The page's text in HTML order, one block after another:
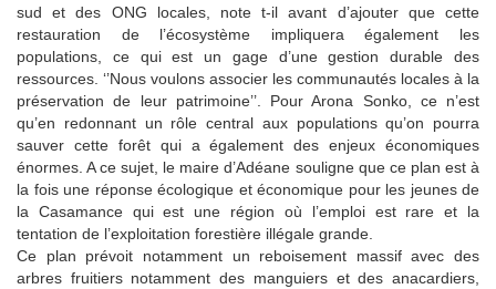
sud et des ONG locales, note t-il avant d’ajouter que cette
restauration de l’écosystème impliquera également les
populations, ce qui est un gage d’une gestion durable des
ressources. ‘’Nous voulons associer les communautés locales à la
préservation de leur patrimoine’’. Pour Arona Sonko, ce n’est
qu’en redonnant un rôle central aux populations qu’on pourra
sauver cette forêt qui a également des enjeux économiques
énormes. A ce sujet, le maire d’Adéane souligne que ce plan est à
la fois une réponse écologique et économique pour les jeunes de
la Casamance qui est une région où l’emploi est rare et la
tentation de l’exploitation forestière illégale grande.
Ce plan prévoit notamment un reboisement massif avec des
arbres fruitiers notamment des manguiers et des anacardiers,